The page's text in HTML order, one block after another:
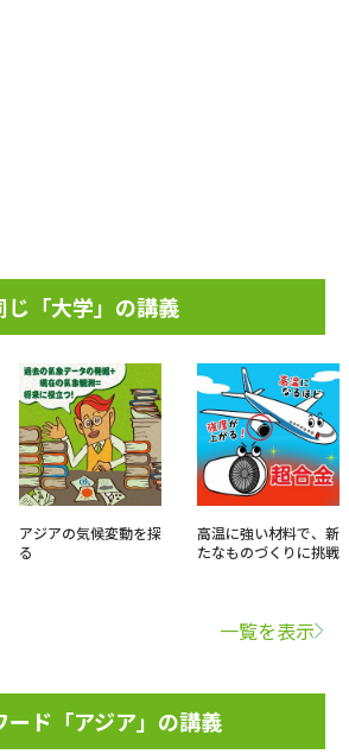
じ「大学」の講義
アジアの気候変動を探
る
高温に強い材料で、新
たなものづくりに挑戦
一覧を表示
ード「アジア」の講義